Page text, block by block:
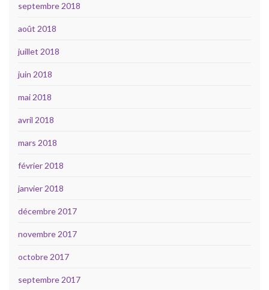
septembre 2018
août 2018
juillet 2018
juin 2018
mai 2018
avril 2018
mars 2018
février 2018
janvier 2018
décembre 2017
novembre 2017
octobre 2017
septembre 2017